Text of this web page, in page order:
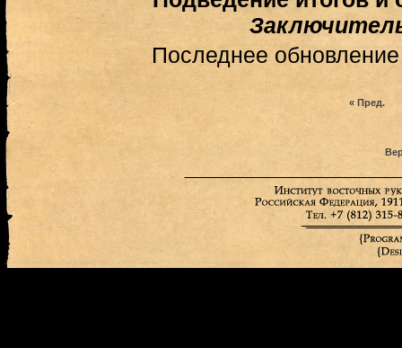
Последнее
« Пред.